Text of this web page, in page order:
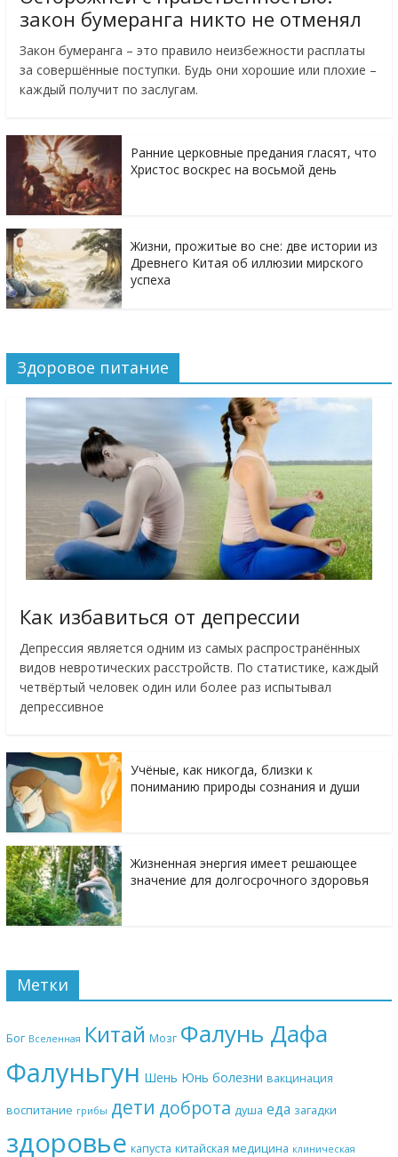
закон бумеранга никто не отменял
Закон бумеранга – это правило неизбежности расплаты
за совершённые поступки. Будь они хорошие или плохие –
каждый получит по заслугам.
Ранние церковные предания гласят, что
Христос воскрес на восьмой день
Жизни, прожитые во сне: две истории из
Древнего Китая об иллюзии мирского
успеха
Здоровое питание
Как избавиться от депрессии
Депрессия является одним из самых распространённых
видов невротических расстройств. По статистике, каждый
четвёртый человек один или более раз испытывал
депрессивное
Учёные, как никогда, близки к
пониманию природы сознания и души
Жизненная энергия имеет решающее
значение для долгосрочного здоровья
Метки
Бог Вселенная Китай Мозг Фалунь Дафа
Фалуньгун Шень Юнь болезни вакцинация
воспитание грибы дети доброта душа еда загадки
здоровье капуста китайская медицина клиническая